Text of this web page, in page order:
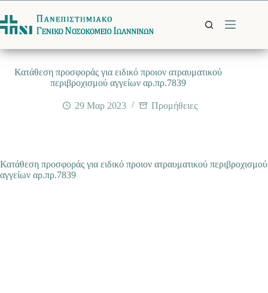
στο
περιεχόμενο
Κατάθεση προσφοράς για ειδικό προιον ατραυματικού
περιβροχισμού αγγείων αρ.πρ.7839
29 Μαρ 2023 Προμήθειες
Κατάθεση προσφοράς για ειδικό προιον ατραυματικού περιβροχισμού
αγγείων αρ.πρ.7839